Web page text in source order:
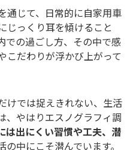
通じて、日常的に自家用車
じっくり耳を傾けること
での過ごし方、その中で感
こだわりが浮かび上がって
けでは捉えきれない、生活
、やはりエスノグラフィ調
は出にくい習慣や工夫、潜
の中にこそ潜んでいます。